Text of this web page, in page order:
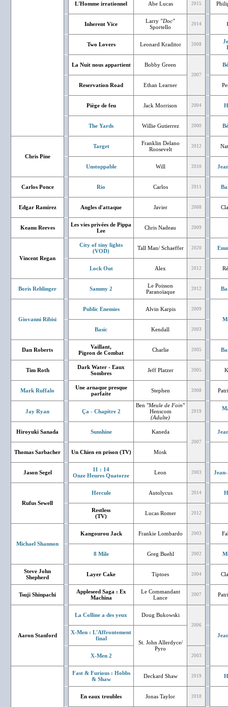
L'Homme irrationnel Abe Lucas 2015
Inherent Vice Larry "Doc"
Sportello
2014
Two Lovers Leonard Kraditor 2008
La Nuit nous appartient Bobby Green
2007
Reservation Road Ethan Learner
Piège de feu Jack Morrison 2004
The Yards Willie Gutierrez 2000
Chris Pine
Target
Franklin Delano
Roosevelt
2012
Unstoppable Will 2010
Carlos Ponce Rio Carlos 2011
Edgar Ramirez Angles d'attaque Javier 2008
Keanu Reeves
Les vies privées de Pippa
Lee
Chris Nadeau 2009
Vincent Regan
City of tiny lights
(VOD)
Tall Man/ Schaeffer 2020
Lock Out Alex 2012
Boris Rehlinger Sammy 2
Le Poisson
Paranoïaque
2012
Giovanni Ribisi
Public Enemies Alvin Karpis 2009
Basic
Kendall 2003
Dan Roberts
Vaillant,
Pigeon de Combat
Charlie 2005
Tim Roth
Dark Water - Eaux
Sombres
Jeff Platzer 2005
Mark Ruffalo
Une arnaque presque
parfaite
Stephen 2008
Jay Ryan Ça - Chapitre 2
Ben "Meule de Foin"
Henscom
(Adulte)
2019
Hiroyuki Sanada Sunshine Kaneda
2007
Thomas Sarbacher Un Chien en prison (TV) Mosk
Jason Segel
11 : 14
Onze Heures Quatorze
Leon 2003
Rufus Sewell
Hercule Autolycus 2014
Restless
(TV)
Lucas Romer 2012
Michael Shannon
Kangourou Jack Frankie Lombardo 2003
8 Mile Greg Buehl 2002
Steve John
Shepherd
Layer Cake Tiptoes 2004
Tsuji Shinpachi
Appleseed Saga : Ex
Machina
Le Commandant
Lance
2007
Aaron Stanford
La Colline a des yeux Doug Bukowski
2006
X-Men : L'Affrontement
final
St. John Allerdyce/
Pyro
X-Men 2
2003
Fast & Furious : Hobbs
& Shaw
Deckard Shaw 2019
En eaux troubles Jonas Taylor 2018